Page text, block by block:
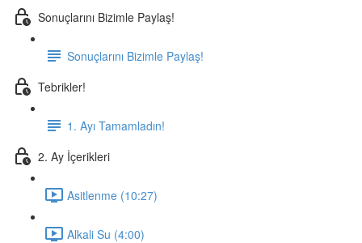
Sonuçlarını Bizimle Paylaş!
Sonuçlarını Bizimle Paylaş!
Tebrikler!
1. Ayı Tamamladın!
2. Ay İçerikleri
Asitlenme (10:27)
Alkali Su (4:00)